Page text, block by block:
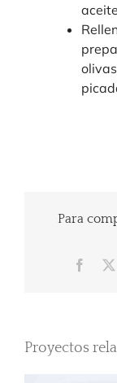
Para
Proyectos